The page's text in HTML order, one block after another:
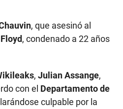
, que asesinó al
, condenado a 22 años
, Julian Assange,
con el Departamento de
culpable por la